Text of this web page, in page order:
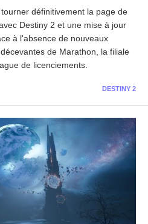
définitivement la page de
Destiny 2 et une mise à jour
à l'absence de nouveaux
de Marathon, la filiale
de licenciements.
DESTINY 2